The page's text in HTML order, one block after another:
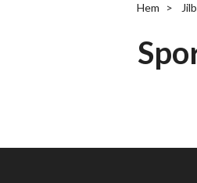
Hem